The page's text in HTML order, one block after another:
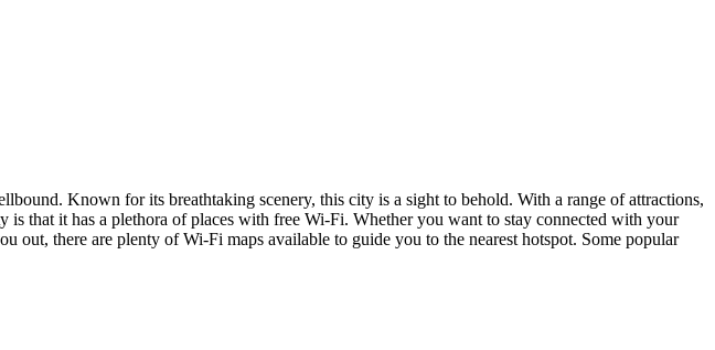
Known for its breathtaking scenery, this city is a sight to behold. With a range of attractions,
is that it has a plethora of places with free Wi-Fi. Whether you want to stay connected with your
there are plenty of Wi-Fi maps available to guide you to the nearest hotspot. Some popular